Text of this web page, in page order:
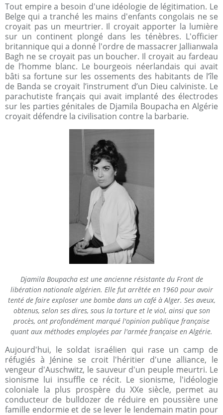
Tout empire a besoin d'une idéologie de légitimation. Le
Belge qui a tranché les mains d'enfants congolais ne se
croyait pas un meurtrier. Il croyait apporter la lumière
sur un continent plongé dans les ténèbres. L'officier
britannique qui a donné l'ordre de massacrer Jallianwala
Bagh ne se croyait pas un boucher. Il croyait au fardeau
de l’homme blanc. Le bourgeois néerlandais qui avait
bâti sa fortune sur les ossements des habitants de l’île
de Banda se croyait l’instrument d’un Dieu calviniste. Le
parachutiste français qui avait implanté des électrodes
sur les parties génitales de Djamila Boupacha en Algérie
croyait défendre la civilisation contre la barbarie.
Djamila Boupacha est une ancienne résistante du Front de
libération nationale algérien. Elle fut arrêtée en 1960 pour avoir
tenté de faire exploser une bombe dans un café à Alger. Ses aveux,
obtenus, selon ses dires, sous la torture et le viol, ainsi que son
procès, ont profondément marqué l'opinion publique française
quant aux méthodes employées par l'armée française en Algérie.
Aujourd'hui, le soldat israélien qui rase un camp de
réfugiés à Jénine se croit l'héritier d'une alliance, le
vengeur d'Auschwitz, le sauveur d'un peuple meurtri. Le
sionisme lui insuffle ce récit. Le sionisme, l'idéologie
coloniale la plus prospère du XXe siècle, permet au
conducteur de bulldozer de réduire en poussière une
famille endormie et de se lever le lendemain matin pour